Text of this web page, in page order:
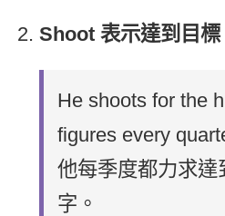
Shoot 表示達到目標
He shoots for the
figures every
他每季度都力求
字。